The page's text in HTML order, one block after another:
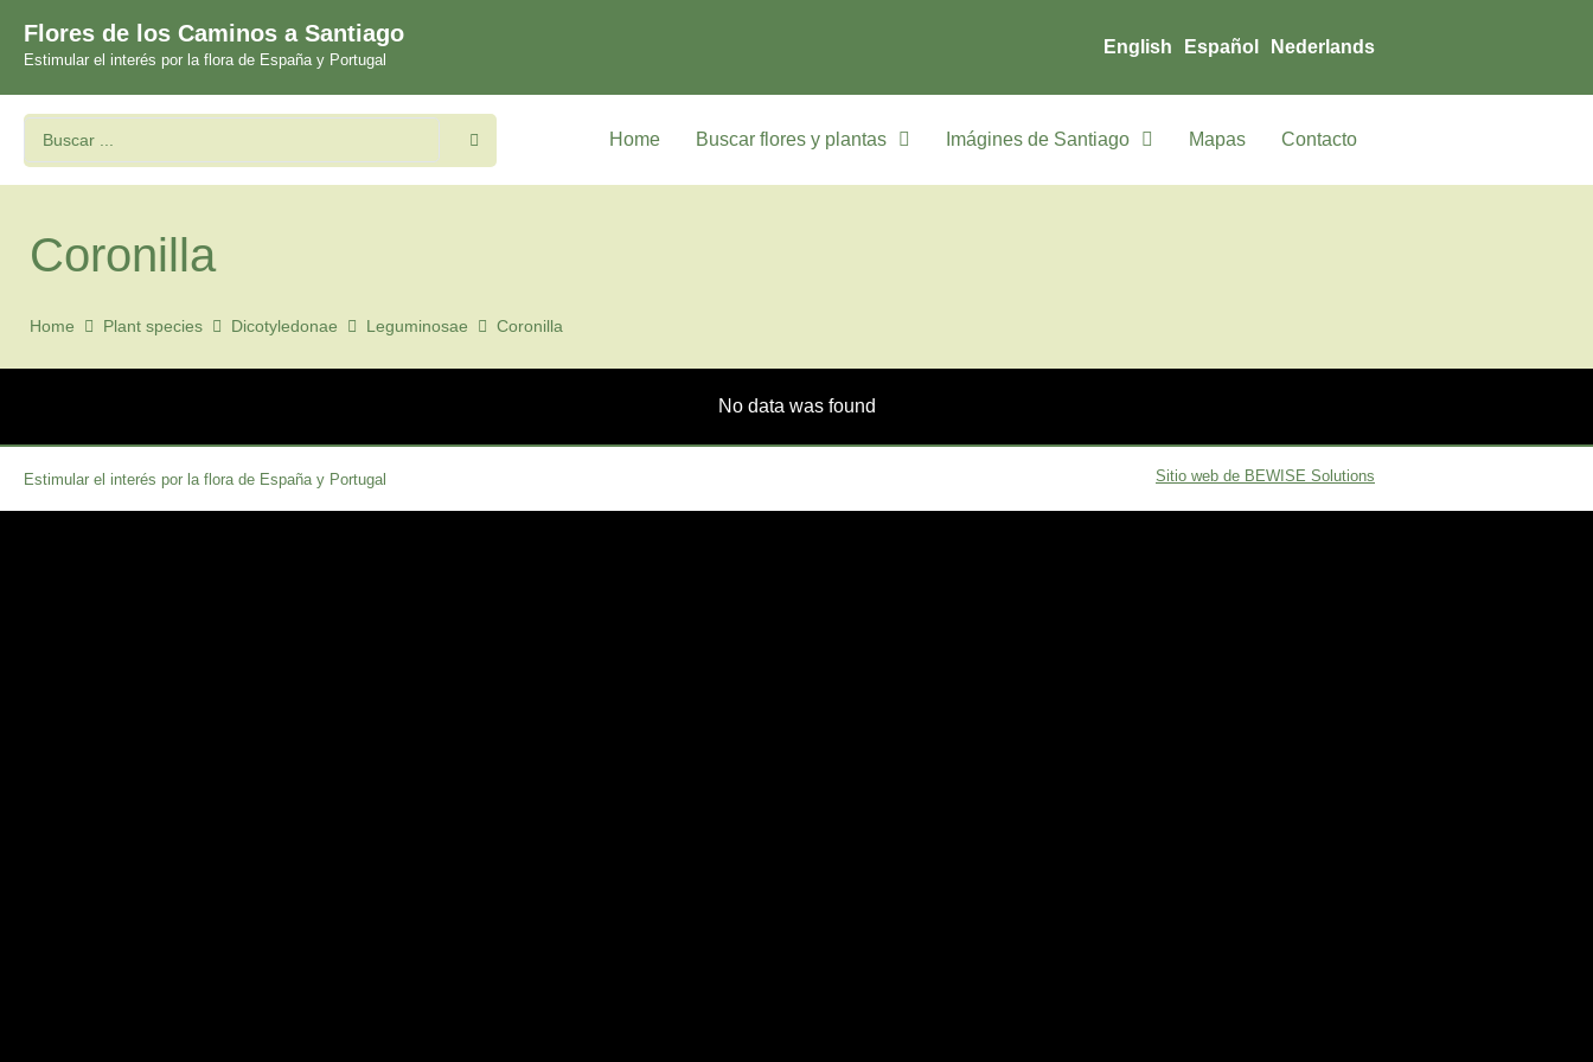
Flores de los Caminos a Santiago
Estimular el interés por la flora de España y Portugal
English Español Nederlands
Home Buscar flores y plantas Imágines de Santiago Mapas Contacto
Coronilla
Home Plant species Dicotyledonae Leguminosae Coronilla
No data was found
Estimular el interés por la flora de España y Portugal Sitio web de BEWISE Solutions